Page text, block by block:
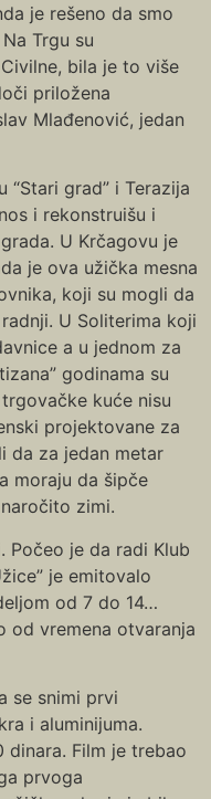
je rešeno da smo
Trgu su
bila je to više
priložena
Mlađenović, jedan
“Stari grad” i Terazija
i rekonstruišu i
U Krčagovu je
je ova užička mesna
koji su mogli da
U Soliterima koji
a u jednom za
godinama su
kuće nisu
projektovane za
da za jedan metar
moraju da šipče
zimi.
Počeo je da radi Klub
je emitovalo
od 7 do 14…
od vremena otvaranja
se snimi prvi
i aluminijuma.
dinara. Film je trebao
prvoga